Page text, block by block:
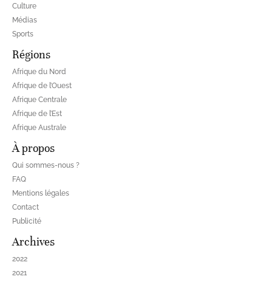
Culture
Médias
Sports
Régions
Afrique du Nord
Afrique de l’Ouest
Afrique Centrale
Afrique de l’Est
Afrique Australe
À propos
Qui sommes-nous ?
FAQ
Mentions légales
Contact
Publicité
Archives
2022
2021